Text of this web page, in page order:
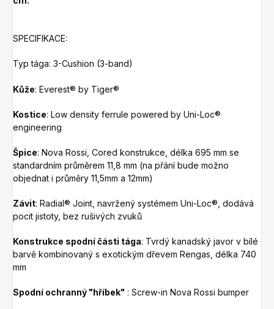
SPECIFIKACE:
Typ tága: 3-Cushion (3-band)
Kůže: Everest® by Tiger®
Kostice: Low density ferrule powered by Uni-Loc®
engineering
Špice: Nova Rossi, Cored konstrukce, délka 695 mm se
standardním průměrem 11,8 mm (na přání bude možno
objednat i průměry 11,5mm a 12mm)
Závit: Radial® Joint, navržený systémem Uni-Loc®, dodává
pocit jistoty, bez rušivých zvuků
Konstrukce spodní části tága: Tvrdý kanadský javor v bílé
barvě kombinovaný s exotickým dřevem Rengas, délka 740
mm
Spodní ochranný "hříbek" : Screw-in Nova Rossi bumper